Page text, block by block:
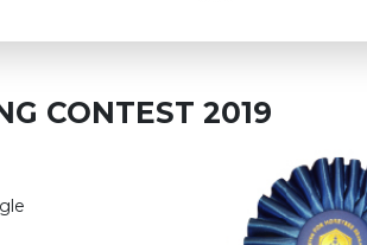
CONTEST 2019